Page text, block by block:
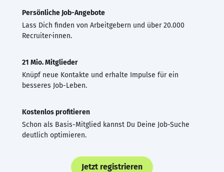
Persönliche Job-Angebote
Lass Dich finden von Arbeitgebern und über 20.000
Recruiter·innen.
21 Mio. Mitglieder
Knüpf neue Kontakte und erhalte Impulse für ein
besseres Job-Leben.
Kostenlos profitieren
Schon als Basis-Mitglied kannst Du Deine Job-Suche
deutlich optimieren.
Jetzt registrieren